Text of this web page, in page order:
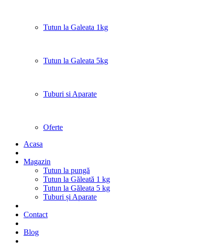
Tutun la Galeata 1kg
Tutun la Galeata 5kg
Tuburi si Aparate
Oferte
Acasa
Magazin
Tutun la pungă
Tutun la Găleată 1 kg
Tutun la Găleata 5 kg
Tuburi și Aparate
Contact
Blog